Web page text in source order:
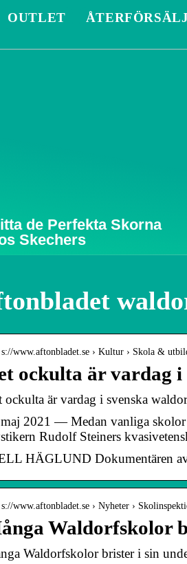
OUTLET
de Perfekta Skorna
Skechers
www.aftonbladet.se › Kultur › Skola &
ockulta är vardag
ockulta är vardag i svenska
2021 — Medan vanliga skolor
Rudolf Steiners
HÄGLUND Dokumentären
www.aftonbladet.se › Nyheter ›
Waldorfskolor
Waldorfskolor brister i sin